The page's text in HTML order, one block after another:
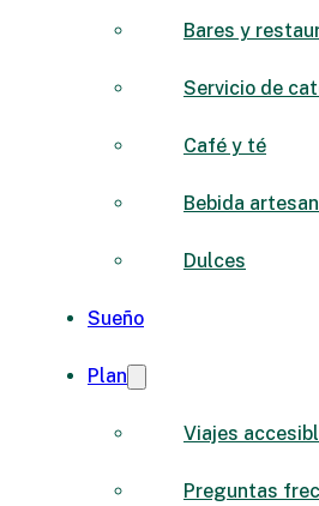
Bares y
Servicio de
Café y té
Bebida
Dulces
Sueño
Plan
Viajes
Preguntas